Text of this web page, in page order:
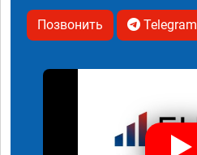
Позвонить Telegram